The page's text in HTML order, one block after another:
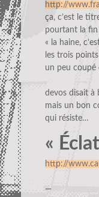
http://
ça, c’est le
pourtant la fin
« la haine,
les trois
un peu coupé
devos disait à
mais un bon
qui résiste…
«
http://
—